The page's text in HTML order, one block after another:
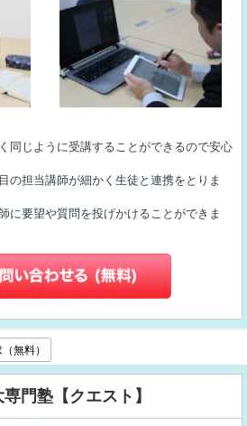
同じように受講することができるので安心
の担当講師が細かく生徒と連携をとりま
に要望や質問を投げかけることができま
無料）
門塾【クエスト】